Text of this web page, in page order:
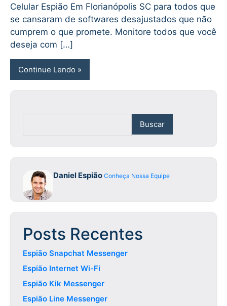
Espião
comments
Celular Espião Em Florianópolis SC para todos que
se cansaram de softwares desajustados que não
cumprem o que promete. Monitore todos que você
deseja com […]
Continue Lendo
Buscar
Daniel Espião Conheça Nossa Equipe
Posts Recentes
Espião Snapchat Messenger
Espião Internet Wi-Fi
Espião Kik Messenger
Espião Line Messenger